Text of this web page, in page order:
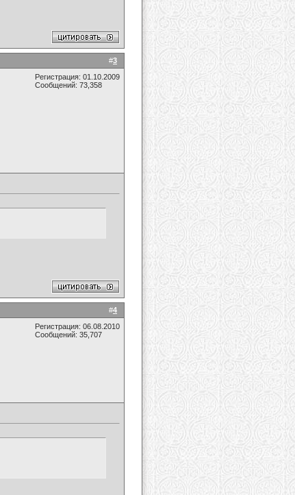
#3
Регистрация: 01.10.2009
Сообщений: 73,358
#4
Регистрация: 06.08.2010
Сообщений: 35,707